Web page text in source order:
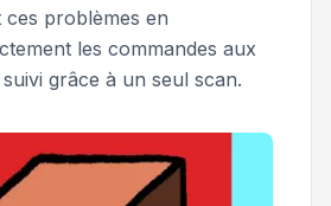
ces problèmes en
les commandes aux
grâce à un seul scan.